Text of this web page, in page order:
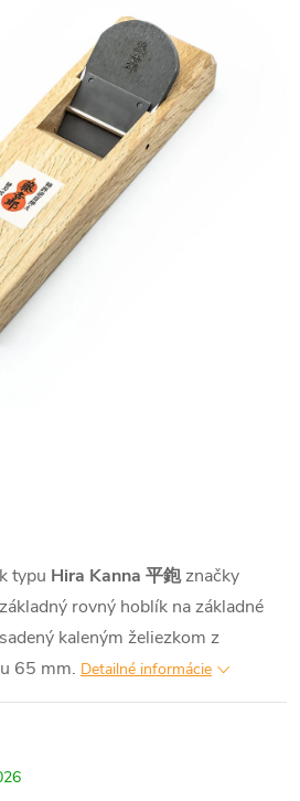
typu Hira Kanna 平鉋značky
rovný hoblík na základné
kaleným želiezkom z
65 mm. Detailné informácie